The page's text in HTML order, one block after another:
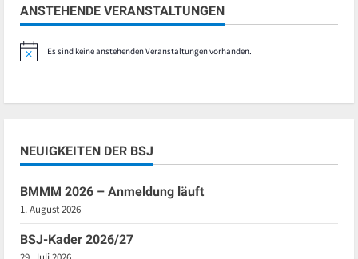
ANSTEHENDE VERANSTALTUNGEN
HinweisEs sind keine anstehenden Veranstaltungen vorhanden.
NEUIGKEITEN DER BSJ
BMMM 2026 – Anmeldung läuft
1. August 2026
BSJ-Kader 2026/27